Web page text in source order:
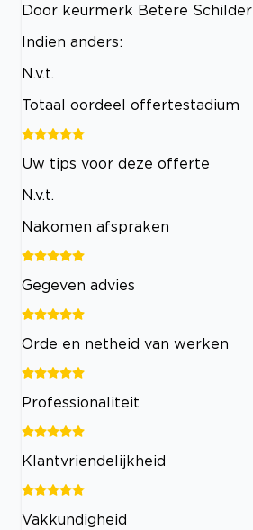
Door keurmerk Betere Schilder
Indien anders:
N.v.t.
Totaal oordeel offertestadium
Uw tips voor deze offerte
N.v.t.
Nakomen afspraken
Gegeven advies
Orde en netheid van werken
Professionaliteit
Klantvriendelijkheid
Vakkundigheid